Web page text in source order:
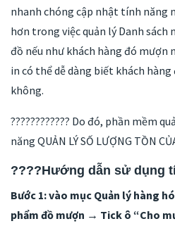
nhanh chóng cập nhật tính năng
hơn trong việc quản lý Danh
đồ nếu như khách hàng đó mượn
in có thể dễ dàng biết khách
không.
???????????? Do đó, phần mềm
năng QUẢN LÝ SỐ LƯỢNG TỒN
????Hướng dẫn sử dụng
Bước 1: vào mục Quản lý hàng
phẩm đồ mượn → Tick ô “Cho